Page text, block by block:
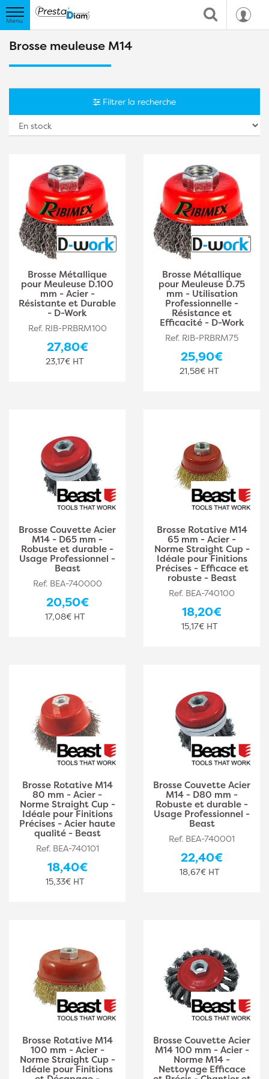
Brosse meuleuse M14
Filtrer la recherche
Brosse Métallique
pour Meuleuse D.100
mm - Acier -
Résistante et Durable
- D-Work
Ref. RIB-PRBRM100
27,80€
23,17€ HT
Brosse Métallique
pour Meuleuse D.75
mm - Utilisation
Professionnelle -
Résistance et
Efficacité - D-Work
Ref. RIB-PRBRM75
25,90€
21,58€ HT
Brosse Couvette Acier
M14 - D65 mm -
Robuste et durable -
Usage Professionnel -
Beast
Ref. BEA-740000
20,50€
17,08€ HT
Brosse Rotative M14
65 mm - Acier -
Norme Straight Cup -
Idéale pour Finitions
Précises - Efficace et
robuste - Beast
Ref. BEA-740100
18,20€
15,17€ HT
Brosse Rotative M14
80 mm - Acier -
Norme Straight Cup -
Idéale pour Finitions
Précises - Acier haute
qualité - Beast
Ref. BEA-740101
18,40€
15,33€ HT
Brosse Couvette Acier
M14 - D80 mm -
Robuste et durable -
Usage Professionnel -
Beast
Ref. BEA-740001
22,40€
18,67€ HT
Brosse Rotative M14
100 mm - Acier -
Norme Straight Cup -
Idéale pour Finitions
Brosse Couvette Acier
M14 100 mm - Acier -
Norme M14 -
Nettoyage Efficace